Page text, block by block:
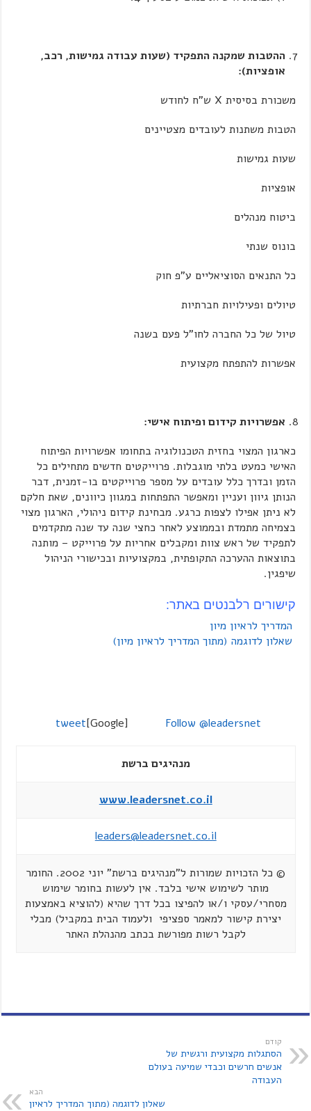
ההטבות שמקנה התפקיד (שעות עבודה גמישות, רכב,
אופציות):
משכורת בסיסית X ש"ח לחודש
הטבות משתנות לעובדים מצטיינים
שעות גמישות
אופציות
ביטוח מנהלים
בונוס שנתי
כל התנאים הסוציאליים ע"פ חוק
טיולים ופעילויות חברתיות
טיול של כל החברה לחו"ל פעם בשנה
אפשרות להתפתח מקצועית
אפשרויות קידום ופיתוח אישי:
כארגון המצוי בחזית הטכנולוגיה בתחומו אפשרויות הפיתוח
האישי כמעט בלתי מוגבלות. פרוייקטים חדשים מתחילים כל
הזמן ובדרך כלל עובדים על מספר פרוייקטים בו-זמנית, דבר
הנותן גיוון ועניין ומאפשר התפתחות במגוון כיוונים, שאת חלקם
לא ניתן אפילו לצפות כרגע. מבחינת קידום ניהולי, הארגון מצוי
בצמיחה מתמדת ובממוצע לאחר כחצי שנה עד שנה מתקדמים
לתפקיד של ראש צוות ומקבלים אחריות על פרוייקט – מותנה
בתוצאות ההערכה התקופתית, במקצועיות ובכישורי הניהול
שיפגין.
קישורים רלבנטים באתר:
המדריך לראיון מיון
שאלון לדוגמה (מתוך המדריך לראיון מיון)
tweet[Google] Follow @leadersnet
מנהיגים ברשת
www.leadersnet.co.il
leaders@leadersnet.co.il
© כל הזכויות שמורות ל"מנהיגים ברשת" יוני 2002. החומר
מותר לשימוש אישי בלבד. אין לעשות בחומר שימוש
מסחרי/עסקי ו/או להפיצו בכל דרך שהיא (להוציא באמצעות
יצירת קישור למאמר ספציפי ולעמוד הבית במקביל) מבלי
לקבל רשות מפורשת בכתב מהנהלת האתר
קודם
הסתגלות מקצועית ורגשית של
אנשים חרשים וכבדי שמיעה בעולם
העבודה
הבא
שאלון לדוגמה (מתוך המדריך לראיון